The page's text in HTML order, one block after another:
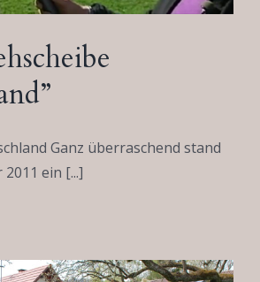
Ganz überraschend stand
ein [...]